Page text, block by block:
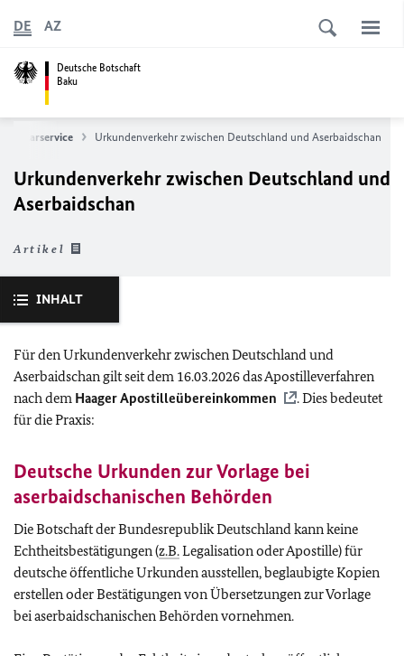
Deutsche Botschaft
Baku
DE AZ
Urkundenverkehr zwischen Deutschland und Aserbaidschan
Urkundenverkehr zwischen Deutschland und
Aserbaidschan
Artikel
INHALT
Für den Urkundenverkehr zwischen Deutschland und
Aserbaidschan gilt seit dem 16.03.2026 das Apostilleverfahren
nach dem Haager Apostilleübereinkommen
. Dies bedeutet
für die Praxis:
Deutsche Urkunden zur Vorlage bei
aserbaidschanischen Behörden
Die Botschaft der Bundesrepublik Deutschland kann keine
Echtheitsbestätigungen (z.B.Legalisation oder Apostille) für
deutsche öffentliche Urkunden ausstellen, beglaubigte Kopien
erstellen oder Bestätigungen von Übersetzungen zur Vorlage
bei aserbaidschanischen Behörden vornehmen.